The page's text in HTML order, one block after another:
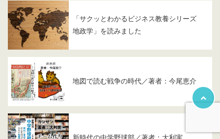
「サクッとわかるビジネス教養シリーズ
地政学」を読みました
地図で読む戦争の時代／著者：今尾恵介